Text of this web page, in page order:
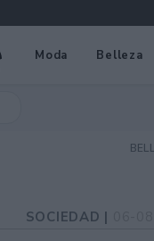
Moda Belleza
SOCIEDAD |